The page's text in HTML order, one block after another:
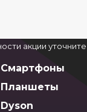
акции
Смартфоны
Планшеты
Dyson